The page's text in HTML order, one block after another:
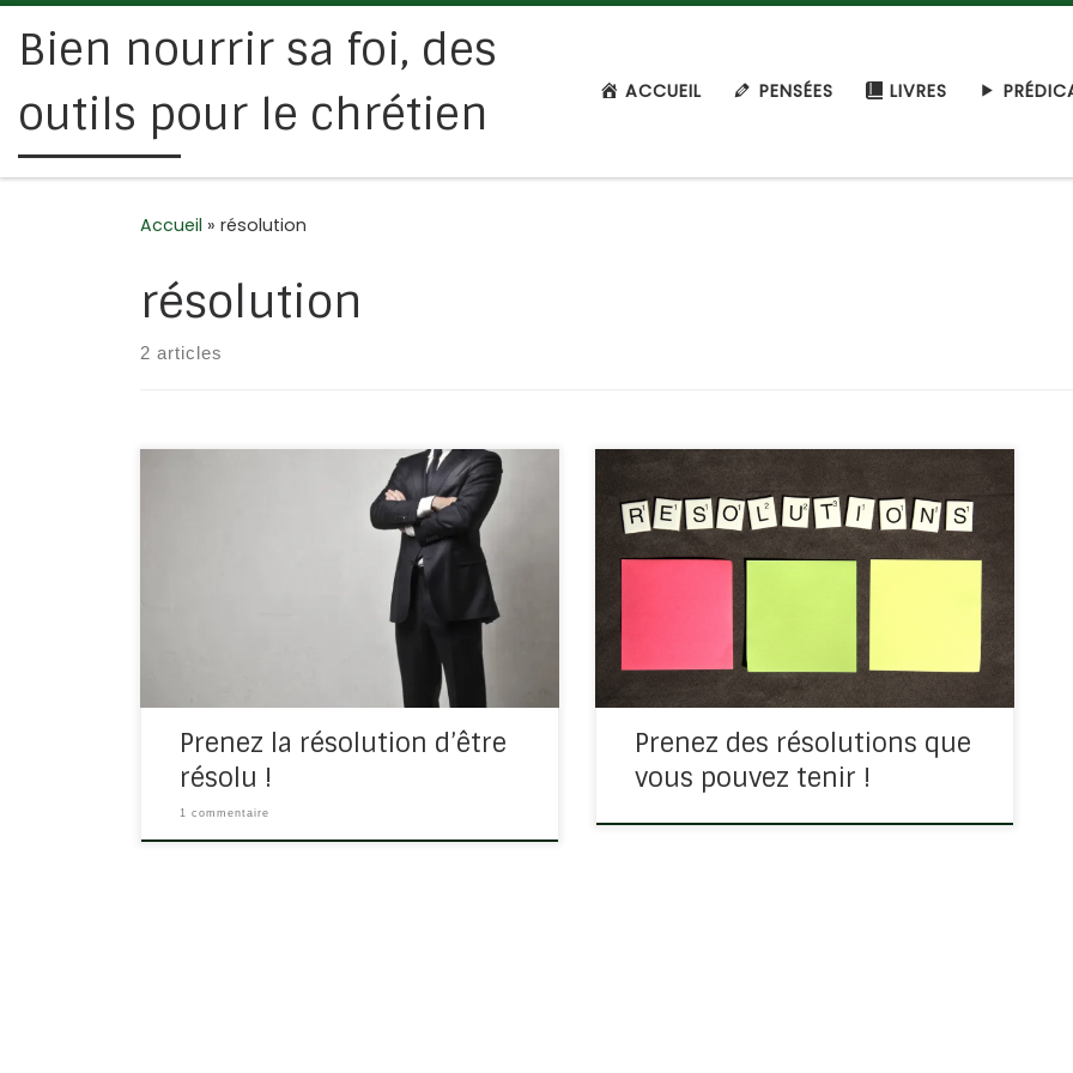
Passer au contenu
Bien nourrir sa foi, des
outils pour le chrétien
ACCUEIL PENSÉES LIVRES
Accueil » résolution
résolution
2 articles
Peut-être avez-vous pris des résolutions
pour cette nouvelle année ? Ma chef a
décidé d’arrêter de s’énerver… La principale
résolution, c’est de vouloir perdre du poids,
Qui aurait comme résolution de prendre du
Prenez la résolution d’être
résolu !
1 commentaire
Il est important de tenir sa parole et son
engagement. C’est une valeur qui se perd de
plus en plus mais la Bible nous enseigne à
mettre un point d’honneur à être fidèle à sa
Prenez des résolutions que
vous pouvez tenir !